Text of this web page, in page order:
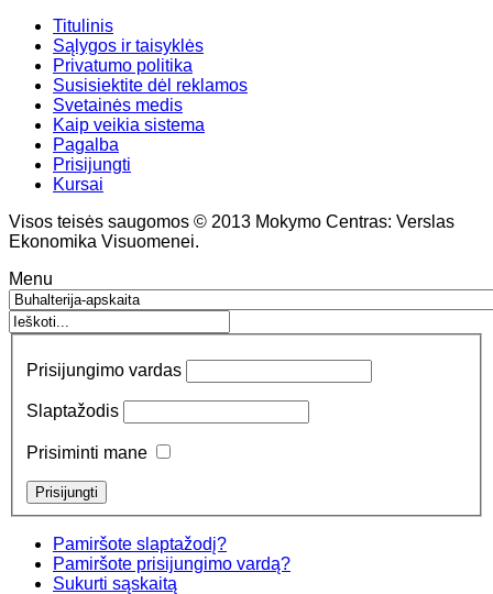
Titulinis
Sąlygos ir taisyklės
Privatumo politika
Susisiektite dėl reklamos
Svetainės medis
Kaip veikia sistema
Pagalba
Prisijungti
Kursai
Visos teisės saugomos © 2013 Mokymo Centras: Verslas
Ekonomika Visuomenei.
Menu
Prisijungimo vardas
Slaptažodis
Prisiminti mane
Pamiršote slaptažodį?
Pamiršote prisijungimo vardą?
Sukurti sąskaitą